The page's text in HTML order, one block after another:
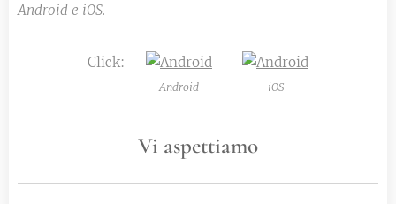
Android e iOS.
Click:
Android iOS
Vi aspettiamo